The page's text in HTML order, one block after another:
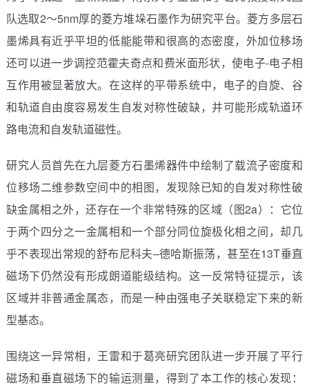
队选取2～5nm厚的菱方堆垛石墨作为研究平台。菱方多层石
墨烯具有近乎平坦的低能能带和很高的态密度，外加位移场
还可以进一步调控范霍夫奇点和费米面形状，使电子-电子相
互作用被显著放大。在这样的平带系统中，电子的自旋、谷
和轨道自由度容易发生自发对称性破缺，并可能形成轨道环
路电流和自发轨道磁性。
研究人员首先在九层菱方石墨烯器件中绘制了载流子密度和
位移场二维参数空间中的相图，发现除已知的自发对称性破
缺金属相之外，还存在一个非常特殊的区域（图2a）：它位
于两个四分之一金属相和一个部分同位旋极化相之间，却几
乎不表现出常规的舒布尼科夫–德哈斯振荡，甚至在13T垂直
磁场下仍然没有形成朗道能级结构。这一反常特征提示，该
区域并非普通金属态，而是一种由强电子关联稳定下来的新
型基态。
围绕这一异常相，王雷和于葛亮研究团队进一步开展了平行
磁场和垂直磁场下的输运测量，得到了本工作的核心发现：